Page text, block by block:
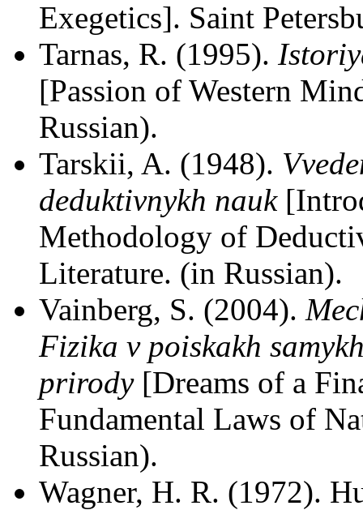
Exegetics]. Saint
Tarnas, R. (1995).
[Passion of Western
Russian).
Tarskii, A. (1948).
deduktivnykh nauk
Methodology of
Literature. (in Russian).
Vainberg, S. (2004).
Fizika v poiskakh
prirody[Dreams of a
Fundamental Laws of
Russian).
Wagner, H. R. (1972).